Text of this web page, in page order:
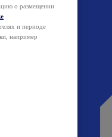
о размещении
и периоде
например